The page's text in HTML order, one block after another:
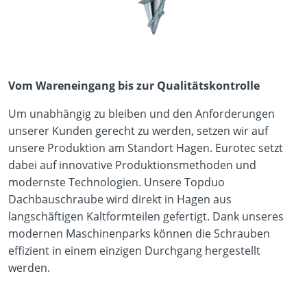
Vom Wareneingang bis zur Qualitätskontrolle
Um unabhängig zu bleiben und den Anforderungen
unserer Kunden gerecht zu werden, setzen wir auf
unsere Produktion am Standort Hagen. Eurotec setzt
dabei auf innovative Produktionsmethoden und
modernste Technologien. Unsere Topduo
Dachbauschraube wird direkt in Hagen aus
langschäftigen Kaltformteilen gefertigt. Dank unseres
modernen Maschinenparks können die Schrauben
effizient in einem einzigen Durchgang hergestellt
werden.